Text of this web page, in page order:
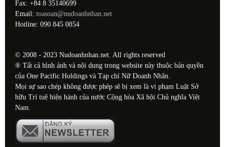
Fax: +84 8 35140699
Email: toasoan@nudoanhnhan.net
Hotline: 090 845 0854
© 2008 - 2023 Nudoanhnhan.net. All rights reserved
® Tất cả hình ảnh và nội dung trong website này thuộc bản quyền
của One Pacific Holdings và Tạp chí Nữ Doanh Nhân.
Mọi sự sao chép không được phép sẽ bị xem là vi phạm Luật Sở
hữu Trí tuệ hiện hành của nước Cộng hòa Xã hội Chủ nghĩa Việt
Nam.